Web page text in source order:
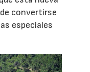
convertirse
especiales